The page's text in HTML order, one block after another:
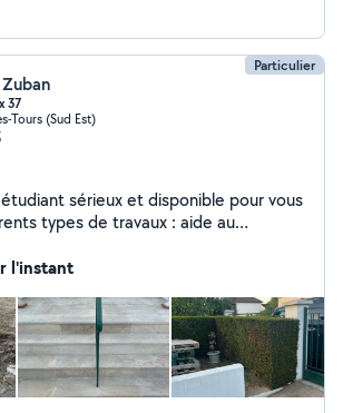
Particulier
37
Tours (Sud Est)
sérieux et disponible pour vous
types de travaux : aide au
taillage de haies,
Flexible, ponctuel et à l'écoute, je
N'hésitez pas à me contacter
l'instant